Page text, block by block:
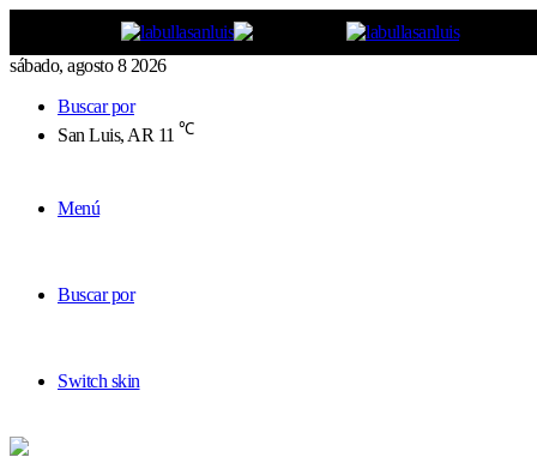
sábado, agosto 8 2026
Buscar por
San Luis, AR 11 ℃
Menú
Buscar por
Switch skin